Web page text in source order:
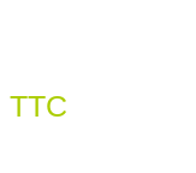
Plage
TTC